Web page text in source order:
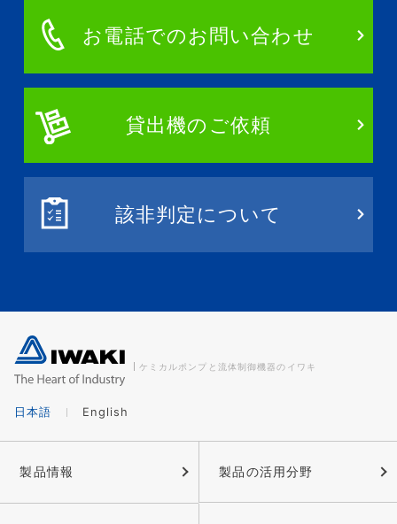
お電話でのお問い合わせ
貸出機のご依頼
該非判定について
ケミカルポンプと流体制御機器のイワキ
日本語 English
製品情報 製品の活用分野